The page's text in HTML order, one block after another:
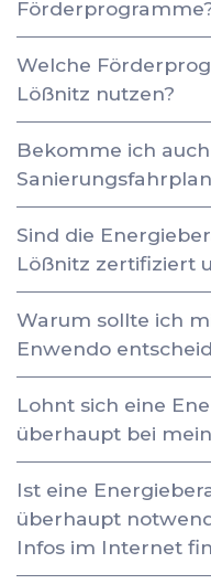
Welche
Lößnitz nutzen?
Bekomme ich
Sind die
Lößnitz zertifiziert
Warum sollte ich
Enwendo
Lohnt sich eine
überhaupt bei
Ist eine
überhaupt
Infos im Internet